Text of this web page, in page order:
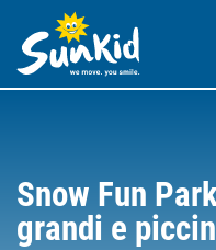
Snow Fun
grandi e